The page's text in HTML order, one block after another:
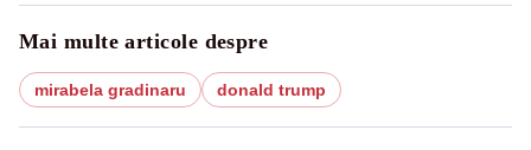
Mai multe articole despre
mirabela gradinaru donald trump